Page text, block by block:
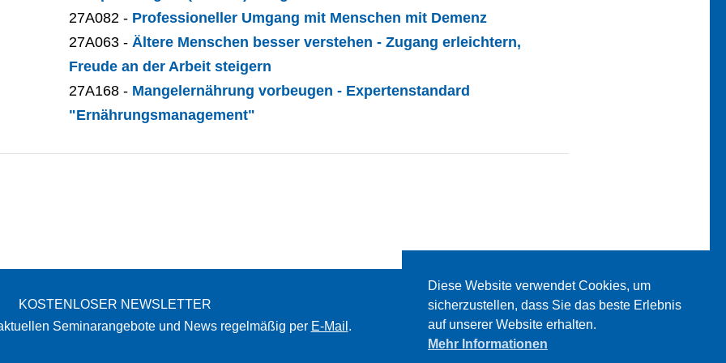
27A082 - Professioneller Umgang mit Menschen mit Demenz
27A063 -Ältere Menschen besser verstehen - Zugang erleichtern,
Freude an der Arbeit steigern
27A168 - Mangelernährung vorbeugen - Expertenstandard
"Ernährungsmanagement"
KOSTENLOSER NEWSLETTER
Seminarangebote und News regelmäßig per E-Mail .
Diese Website verwendet Cookies, um
sicherzustellen, dass Sie das beste Erlebnis
auf unserer Website erhalten.
Mehr Informationen